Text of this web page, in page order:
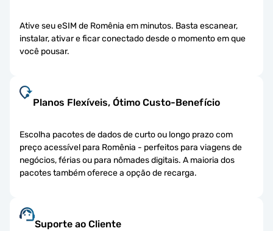
Ative seu eSIM de Romênia em minutos. Basta escanear,
instalar, ativar e ficar conectado desde o momento em que
você pousar.
Planos Flexíveis, Ótimo Custo-Benefício
Escolha pacotes de dados de curto ou longo prazo com
preço acessível para Romênia - perfeitos para viagens de
negócios, férias ou para nômades digitais. A maioria dos
pacotes também oferece a opção de recarga.
Suporte ao Cliente